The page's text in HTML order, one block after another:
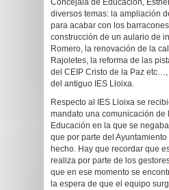
Concejala de Educación,
diversos temas: la ampliación
para acabar con los
construcción de un aulario de
Romero, la renovación de la
Rajoletes, la reforma de las
del CEIP Cristo de la Paz
del antiguo IES Lloixa.
Respecto al IES Lloixa se
mandato una comunicación de
Educación en la que se
que por parte del
hecho. Hay que recordar que
realiza por parte de los
que en ese momento se
la espera de que el equipo